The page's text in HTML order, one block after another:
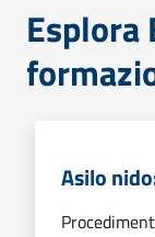
Esplora
Asilo